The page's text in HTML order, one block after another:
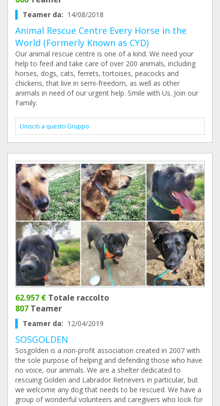
Teamer da: 14/08/2018
Animal Rescue Centre Every Horse in the
World (Formerly Known as CYD)
Our animal rescue centre is one of a kind. We need your
help to feed and take care of over 200 animals, including
horses, dogs, cats, ferrets, tortoises, peacocks and
chickens, that live in semi-freedom, as well as other
animals in need of our urgent help. Smile with Us. Join our
Family.
Unisciti a questo Gruppo
62.957 € Totale raccolto
807 Teamer
Teamer da: 12/04/2019
SOSGOLDEN
Sosgolden is a non-profit association created in 2007 with
the sole purpose of helping and defending those who have
no voice, our animals. We are a shelter dedicated to
rescuing Golden and Labrador Retrievers in particular, but
we welcome any dog that needs to be rescued. We have a
group of wonderful volunteers and caregivers who look for